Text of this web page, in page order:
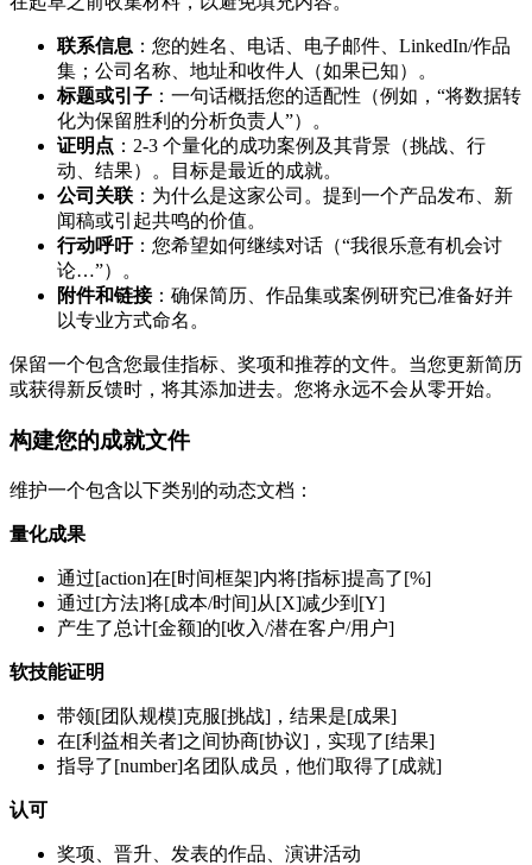
联系信息 ：您的姓名、电话、电子邮件、LinkedIn/作品
集；公司名称、地址和收件人（如果已知）。
标题或引子 ：一句话概括您的适配性（例如，“将数据转
化为保留胜利的分析负责人”）。
证明点 ：2-3 个量化的成功案例及其背景（挑战、行
动、结果）。目标是最近的成就。
公司关联 ：为什么是这家公司。提到一个产品发布、新
闻稿或引起共鸣的价值。
行动呼吁：您希望如何继续对话（“我很乐意有机会讨
论…”）。
附件和链接：确保简历、作品集或案例研究已准备好并
以专业方式命名。
保留一个包含您最佳指标、奖项和推荐的文件。当您更新简历
或获得新反馈时，将其添加进去。您将永远不会从零开始。
构建您的成就文件
维护一个包含以下类别的动态文档：
量化成果
通过[action]在[时间框架]内将[指标]提高了[%]
通过[方法]将[成本/时间]从[X]减少到[Y]
产生了总计[金额]的[收入/潜在客户/用户]
软技能证明
带领[团队规模]克服[挑战]，结果是[成果]
在[利益相关者]之间协商[协议]，实现了[结果]
指导了[number]名团队成员，他们取得了[成就]
认可
奖项、晋升、发表的作品、演讲活动